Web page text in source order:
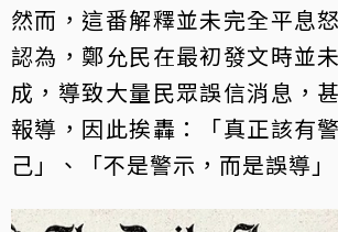
然而，這番解釋並未完全平息
認為，鄭允民在最初發文時並
成，導致大量民眾誤信消息，
報導，因此挨轟：「真正該有
己」、「不是警示，而是誤導」